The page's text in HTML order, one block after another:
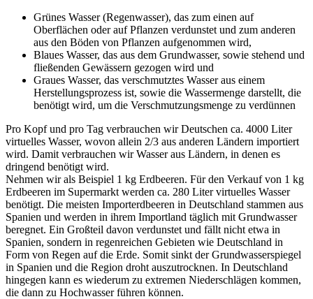
Grünes Wasser (Regenwasser), das zum einen auf
Oberflächen oder auf Pflanzen verdunstet und zum anderen
aus den Böden von Pflanzen aufgenommen wird,
Blaues Wasser, das aus dem Grundwasser, sowie stehend und
fließenden Gewässern gezogen wird und
Graues Wasser, das verschmutztes Wasser aus einem
Herstellungsprozess ist, sowie die Wassermenge darstellt, die
benötigt wird, um die Verschmutzungsmenge zu verdünnen
Pro Kopf und pro Tag verbrauchen wir Deutschen ca. 4000 Liter
virtuelles Wasser, wovon allein 2/3 aus anderen Ländern importiert
wird. Damit verbrauchen wir Wasser aus Ländern, in denen es
dringend benötigt wird.
Nehmen wir als Beispiel 1 kg Erdbeeren. Für den Verkauf von 1 kg
Erdbeeren im Supermarkt werden ca. 280 Liter virtuelles Wasser
benötigt. Die meisten Importerdbeeren in Deutschland stammen aus
Spanien und werden in ihrem Importland täglich mit Grundwasser
beregnet. Ein Großteil davon verdunstet und fällt nicht etwa in
Spanien, sondern in regenreichen Gebieten wie Deutschland in
Form von Regen auf die Erde. Somit sinkt der Grundwasserspiegel
in Spanien und die Region droht auszutrocknen. In Deutschland
hingegen kann es wiederum zu extremen Niederschlägen kommen,
die dann zu Hochwasser führen können.